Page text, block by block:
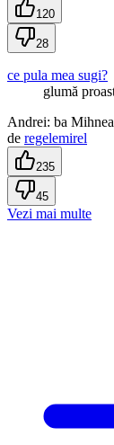
120
28
ce pula mea sugi?
glumă
Andrei: ba
de regelemirel
235
45
Vezi mai multe